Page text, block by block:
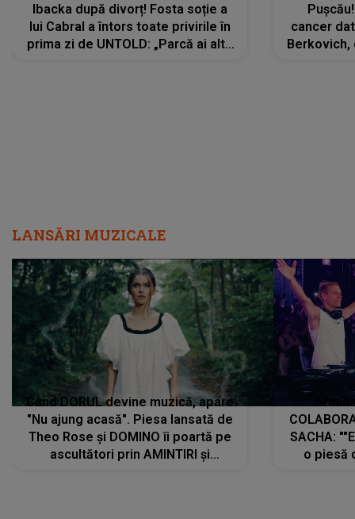
Ibacka după divorț! Fosta soție a
lui Cabral a întors toate privirile în
prima zi de UNTOLD: „Parcă ai altă
cancer
Berkovich,
LANSĂRI MUZICALE
Când DORUL devine muzică, apare
"Nu ajung acasă". Piesa lansată de
Theo Rose și DOMINO îi poartă pe
ascultători prin AMINTIRI și
SACHA:
o piesă